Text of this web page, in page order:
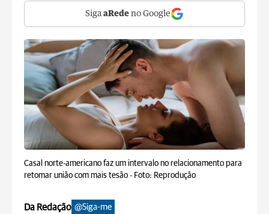
Siga aRede no Google
Casal norte-americano faz um intervalo no relacionamento para
retomar união com mais tesão - Foto: Reprodução
Da Redação @Siga-me